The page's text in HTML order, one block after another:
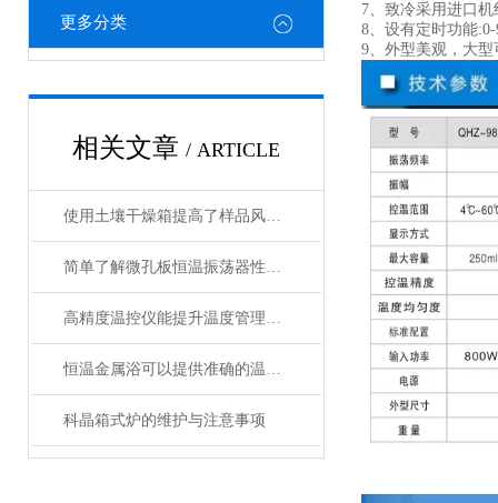
更多分类
相关文章 / ARTICLE
使用土壤干燥箱提高了样品风干效率
简单了解微孔板恒温振荡器性能优势
高精度温控仪能提升温度管理的精准性和效率
恒温金属浴可以提供准确的温度控制和恒温条件
科晶箱式炉的维护与注意事项
7、致冷采用进口
8、设有定时功能
9、外型美观，大